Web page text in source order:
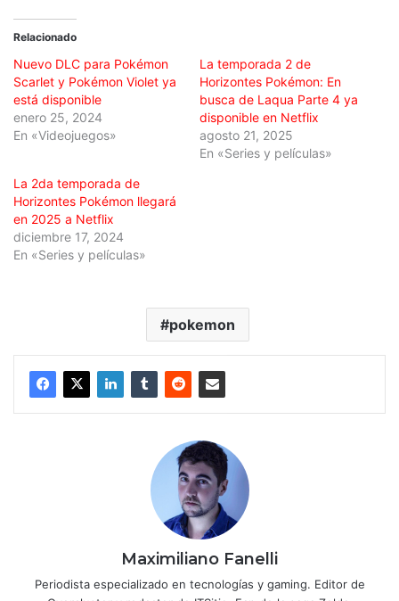
Relacionado
Nuevo DLC para Pokémon
Scarlet y Pokémon Violet ya
está disponible
enero 25, 2024
En «Videojuegos»
La temporada 2 de
Horizontes Pokémon: En
busca de Laqua Parte 4 ya
disponible en Netflix
agosto 21, 2025
En «Series y películas»
La 2da temporada de
Horizontes Pokémon llegará
en 2025 a Netflix
diciembre 17, 2024
En «Series y películas»
pokemon
Maximiliano Fanelli
Periodista especializado en tecnologías y gaming. Editor de